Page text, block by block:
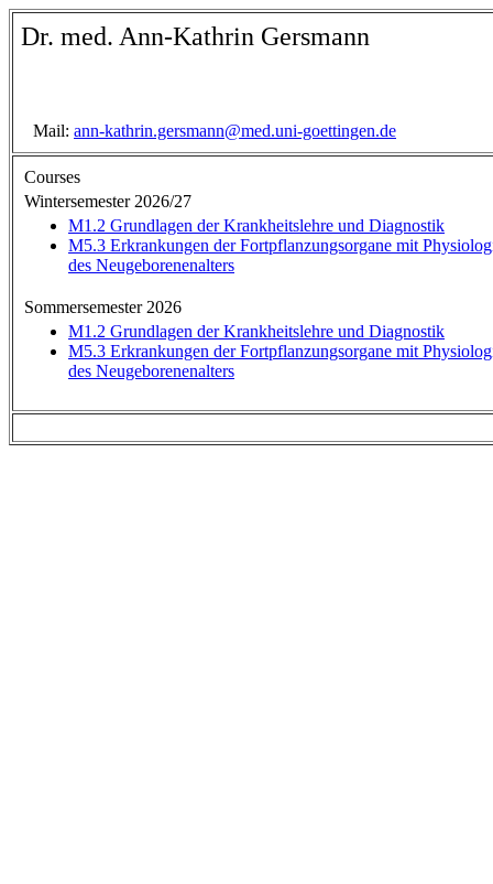
Dr. med. Ann-Kathrin Gersmann
Mail: ann-kathrin.gersmann@med.uni-goettingen.de
Courses
Wintersemester 2026/27
M1.2 Grundlagen der Krankheitslehre und Diagnostik
M5.3 Erkrankungen der Fortpflanzungsorgane mit
des Neugeborenenalters
Sommersemester 2026
M1.2 Grundlagen der Krankheitslehre und Diagnostik
M5.3 Erkrankungen der Fortpflanzungsorgane mit
des Neugeborenenalters